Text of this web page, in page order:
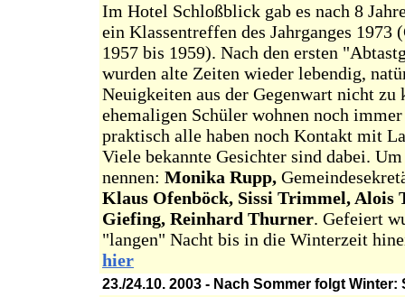
Im Hotel Schloßblick gab es nach 8
ein Klassentreffen des Jahrganges 1973
1957 bis 1959). Nach den ersten
wurden alte Zeiten wieder lebendig,
Neuigkeiten aus der Gegenwart nicht zu
ehemaligen Schüler wohnen noch
praktisch alle haben noch Kontakt mit
Viele bekannte Gesichter sind dabei.
nennen: Monika Rupp,
Klaus Ofenböck, Sissi Trimmel, Alois
Giefing, Reinhard Thurner. Gefeiert
"langen" Nacht bis in die Winterzeit
hier
23./24.10. 2003 - Nach Sommer folgt